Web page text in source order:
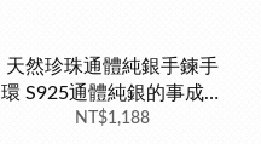
天然珍珠通體純銀手鍊手
環 S925通體純銀的事成吊
牌 事事成功 淡水珠珍珠
NT$1,188